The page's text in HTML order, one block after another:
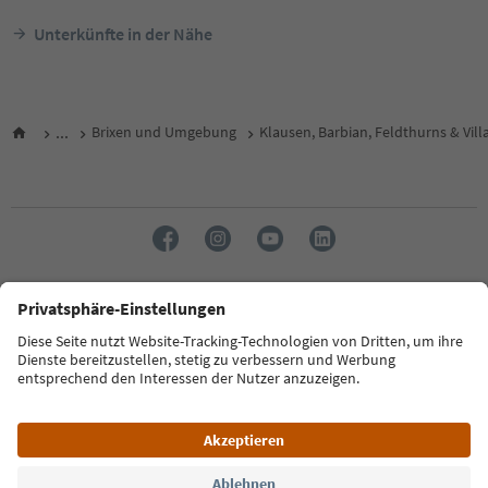
Unterkünfte in der Nähe
... Brixen und Umgebung Klausen, Barbian, Feldthurns &
Sprache: Deutsch
FAQ Kontakt Presse MICE Datenschutzerklärung
Zugänglichkeitserklärung